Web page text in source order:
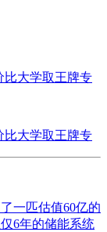
比大学取王牌专
比大学取王牌专
一匹估值60亿的
6年的储能系统